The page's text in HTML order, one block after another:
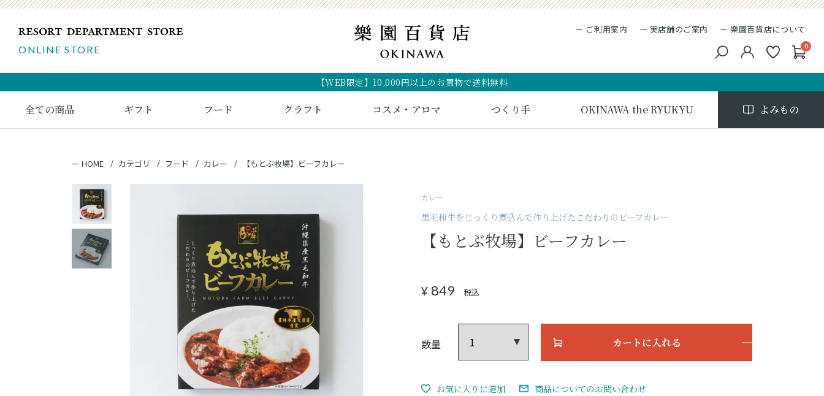
ONLINE STORE
ご利用案内 実店舗のご案内 樂園百貨店について
【WEB限定】10,000円以上のお買物で送料無料
0
全ての商品 ギフト フード クラフト コスメ・アロマ つくり手 OKINAWA the RYUKYU よみもの
HOME カテゴリ フード カレー 【もとぶ牧場】ビーフカレー
カレー
黒毛和牛をじっくり煮込んで作り上げたこだわりのビーフカレー
【もとぶ牧場】ビーフカレー
¥ 849 税込
カートに入れる
商品についてのお問い合わせ